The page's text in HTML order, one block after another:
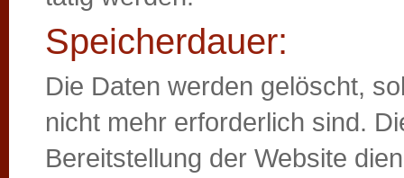
Speicherdauer:
Die Daten werden gelöscht,
nicht mehr erforderlich sind.
Bereitstellung der Website